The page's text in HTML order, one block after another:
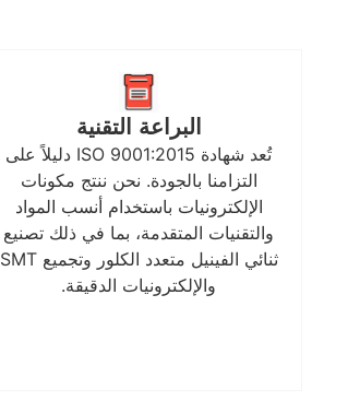
البراعة التقنية
تُعد شهادة ISO 9001:2015 دليلاً على
التزامنا بالجودة. نحن ننتج مكونات
الإلكترونيات باستخدام أنسب المواد
والتقنيات المتقدمة، بما في ذلك تصنيع
ثنائي الفينيل متعدد الكلور وتجميع SMT
والإلكترونيات الدقيقة.